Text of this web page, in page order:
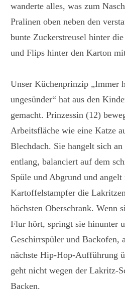
wanderte alles, was zum
Pralinen oben neben den
bunte Zuckerstreusel hinter
und Flips hinter den Karton
Unser Küchenprinzip „Immer
ungesünder“ hat aus den
gemacht. Prinzessin (12)
Arbeitsfläche wie eine Katze
Blechdach. Sie hangelt sich
entlang, balanciert auf dem
Spüle und Abgrund und
Kartoffelstampfer die
höchsten Oberschrank. Wenn
Flur hört, springt sie hinunter
Geschirrspüler und Backofen,
nächste Hip-Hop-Aufführung
geht nicht wegen der Lakritz-
Backen.